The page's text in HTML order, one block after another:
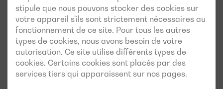
stipule que nous pouvons stocker des cookies sur
votre appareil s'ils sont strictement nécessaires au
fonctionnement de ce site. Pour tous les autres
types de cookies, nous avons besoin de votre
autorisation. Ce site utilise différents types de
cookies. Certains cookies sont placés par des
services tiers qui apparaissent sur nos pages.
Protections mécaniques dans les
générateurs
Lesprotections mécaniques de baseque doit inclure un
groupe électrogène sont celles concernant la protection
de l’utilisateur. Il s’agit essentiellement d’éviter les